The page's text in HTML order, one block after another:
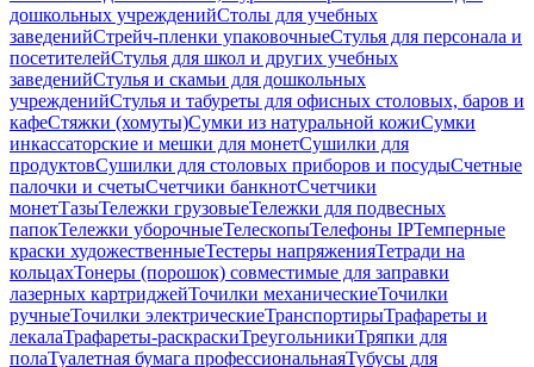
дошкольных учрежденийСтолы для учебных
заведенийСтрейч-пленки упаковочныеСтулья для персонала и
посетителейСтулья для школ и других учебных
заведенийСтулья и скамьи для дошкольных
учрежденийСтулья и табуреты для офисных столовых, баров и
кафеСтяжки (хомуты)Сумки из натуральной кожиСумки
инкассаторские и мешки для монетСушилки для
продуктовСушилки для столовых приборов и посудыСчетные
палочки и счетыСчетчики банкнотСчетчики
монетТазыТележки грузовыеТележки для подвесных
папокТележки уборочныеТелескопыТелефоны IPТемперные
краски художественныеТестеры напряженияТетради на
кольцахТонеры (порошок) совместимые для заправки
лазерных картриджейТочилки механическиеТочилки
ручныеТочилки электрическиеТранспортирыТрафареты и
лекалаТрафареты-раскраскиТреугольникиТряпки для
полаТуалетная бумага профессиональнаяТубусы для